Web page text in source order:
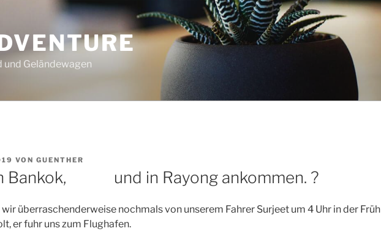
Geländewagen
VON GUENTHER
Bankok, und in Rayong ankommen. ?
überraschenderweise nochmals von unserem Fahrer Surjeet um 4 Uhr in der Früh
er fuhr uns zum Flughafen.